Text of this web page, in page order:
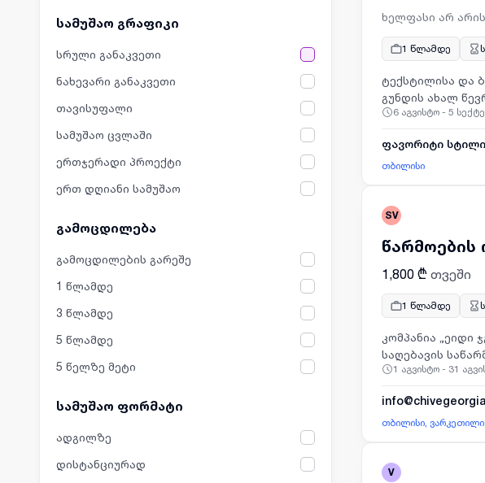
სამუშაო გრაფიკი
სრული განაკვეთი
ნახევარი განაკვეთი
თავისუფალი
სამუშაო ცვლაში
ერთჯერადი პროექტი
ერთ დღიანი სამუშაო
გამოცდილება
გამოცდილების გარეშე
1 წლამდე
3 წლამდე
5 წლამდე
5 წელზე მეტი
სამუშაო ფორმატი
ადგილზე
დისტანციურად
ხელფასი არ
1 წლამდე
ტექსტილისა და
6 აგვისტო - 5
ფავორიტი სტილი
თბილისი
SV
1,800 ₾ თვეში
1 წლამდე
კომპანია „ეიდი
საღებავის
50 წლამდე მამაკაცს, რომელსაც აქვს სურვილი იმუშაოს ქართულ საწარმოში რომელიც მდებარეობს:
1 აგვისტო - 31
თბილისი, ვარკეთილი
V